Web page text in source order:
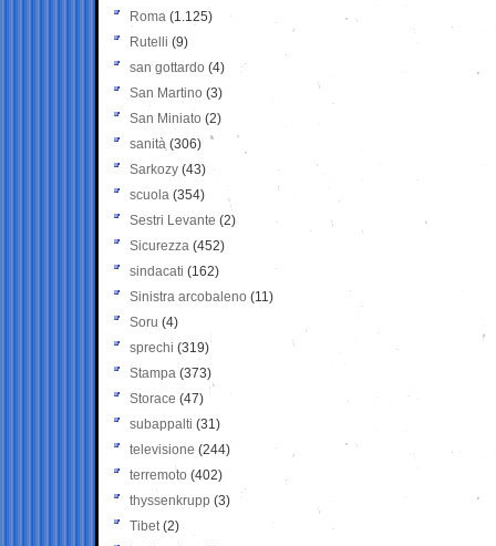
Roma (1.125)
Rutelli (9)
san gottardo (4)
San Martino (3)
San Miniato (2)
sanità (306)
Sarkozy (43)
scuola (354)
Sestri Levante (2)
Sicurezza (452)
sindacati (162)
Sinistra arcobaleno (11)
Soru (4)
sprechi (319)
Stampa (373)
Storace (47)
subappalti (31)
televisione(244)
terremoto (402)
thyssenkrupp (3)
Tibet(2)